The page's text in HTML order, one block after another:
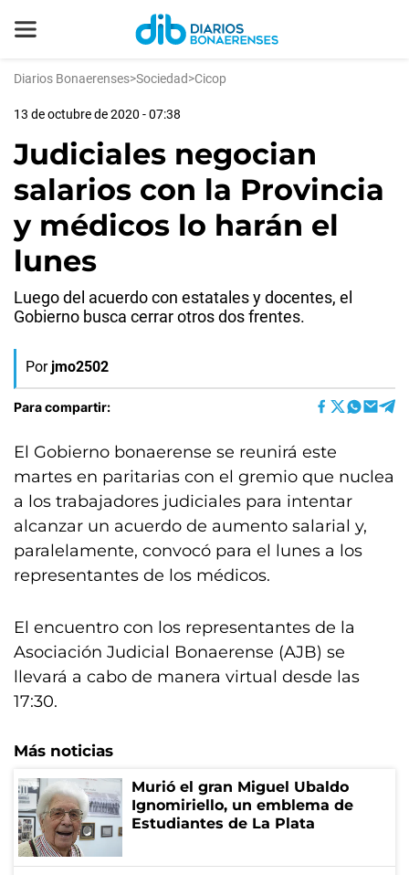
Diarios Bonaerenses>Sociedad>Cicop
13 de octubre de 2020 - 07:38
Judiciales negocian
salarios con la Provincia
y médicos lo harán el
lunes
Luego del acuerdo con estatales y docentes, el
Gobierno busca cerrar otros dos frentes.
Por jmo2502
Para compartir:
El Gobierno bonaerense se reunirá este
martes en paritarias con el gremio que nuclea
a los trabajadores judiciales para intentar
alcanzar un acuerdo de aumento salarial y,
paralelamente, convocó para el lunes a los
representantes de los médicos.
El encuentro con los representantes de la
Asociación Judicial Bonaerense (AJB) se
llevará a cabo de manera virtual desde las
17:30.
Más noticias
Murió el gran Miguel Ubaldo
Ignomiriello, un emblema de
Estudiantes de La Plata